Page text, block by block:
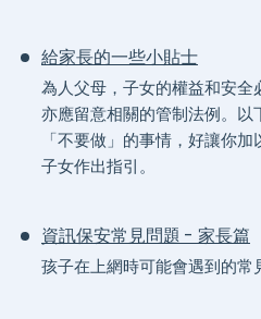
給家長的一些小貼士
為人父母，子女的權益和安
亦應留意相關的管制法例。
「不要做」的事情，好讓你
子女作出指引。
資訊保安常見問題 - 家長篇
孩子在上網時可能會遇到的常